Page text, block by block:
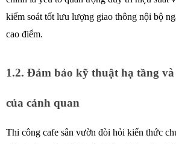
kiểm soát tốt lưu lượng giao thông nội bộ
cao điểm.
1.2. Đảm bảo kỹ thuật hạ tầng
của cảnh quan
Thi công cafe sân vườn đòi hỏi kiến thức